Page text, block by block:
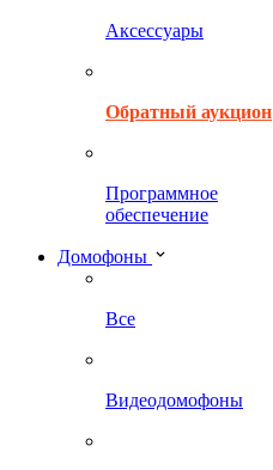
Аксессуары
Обратный аукцион
Программное
обеспечение
Домофоны
Все
Видеодомофоны